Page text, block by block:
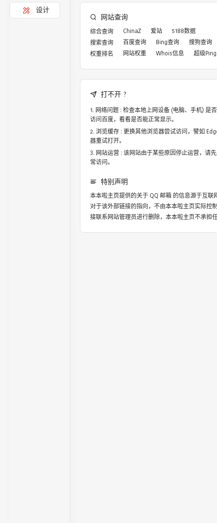
设计
网站查询
综合查询 ChinaZ 爱站
5188数据
搜索查询
百度查询 Bing查询
搜狗查询
权重排名
网站权重 Whois信息 超级Ping
打不开 ?
网络问题 : 检查本地上网设备 (电脑、手机) 是
访问百度，看看是否能正常显示。
浏览缓存 : 更换其他浏览器尝试访问，譬如
器重试打开。
网站运营 : 该网站由于某些原因停止运营，请
常访问。
特别声明
本本啦主页提供的关于 QQ 邮箱的信息源于互联
对于该外部链接的指向，不由本本啦主页实际控
接联系网站管理员进行删除，本本啦主页不承担